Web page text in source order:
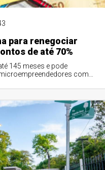
para renegociar
de até 70%
145 meses e pode
com